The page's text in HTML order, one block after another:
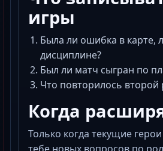
игры
Была ли ошибка в карте,
дисциплине?
Был ли матч сыгран по
Что повторилось второй
Когда
Только когда текущие